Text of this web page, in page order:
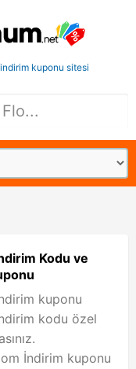
kuponu sitesi
Kodu ve
kuponu
kodu özel
İndirim kuponu